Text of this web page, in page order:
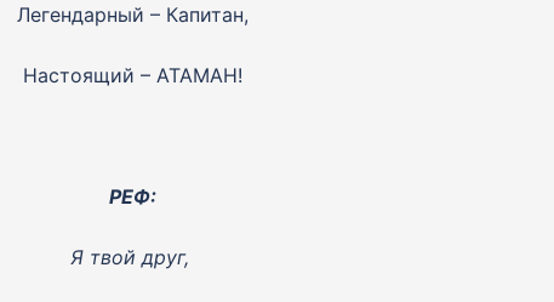
Легендарный – Капитан,
Настоящий – АТАМАН!
РЕФ:
Я твой друг,